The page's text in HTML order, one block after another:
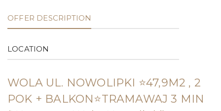
OFFER DESCRIPTION
LOCATION
WOLA UL. NOWOLIPKI ⭐️47,9M2 , 2
POK + BALKON⭐️TRAMAWAJ 3 MIN